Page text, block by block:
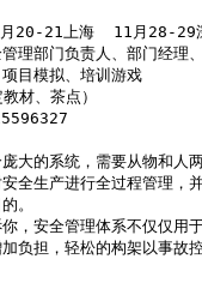
月20-21上海  11月28-
理部门负责人、部门经理
目模拟、培训游戏
材、茶点）
大的系统，需要从物和人
全生产进行全过程管理，
。
，安全管理体系不仅仅用
负担，轻松的构架以事故